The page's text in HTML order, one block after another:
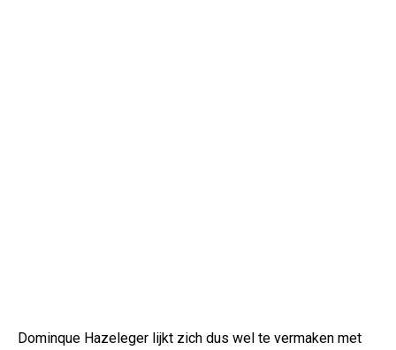
Dominque Hazeleger lijkt zich dus wel te vermaken met